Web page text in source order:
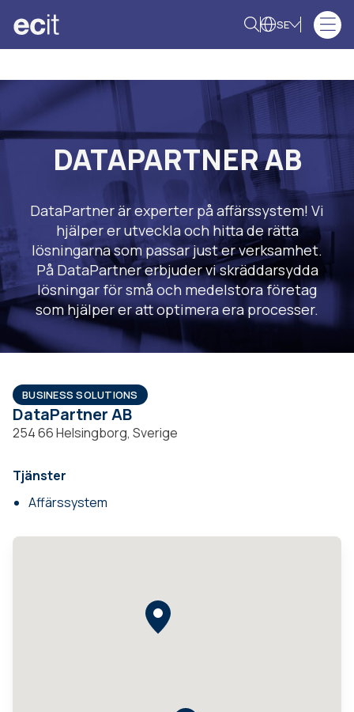
SE
DATAPARTNER AB
DataPartner är experter på affärssystem! Vi
hjälper er utveckla och hitta de rätta
lösningarna som passar just er verksamhet.
På DataPartner erbjuder vi skräddarsydda
lösningar för små och medelstora företag
som hjälper er att optimera era processer.
BUSINESS SOLUTIONS
DataPartner AB
254 66 Helsingborg, Sverige
Tjänster
Affärssystem